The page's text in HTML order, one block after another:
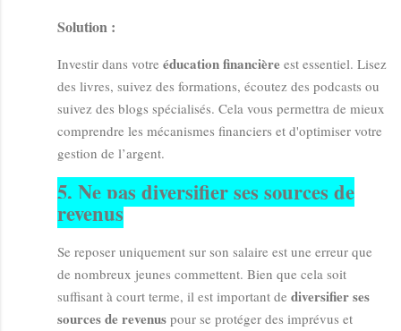
Solution :
Investir dans votre éducation financière est essentiel. Lisez
des livres, suivez des formations, écoutez des podcasts ou
suivez des blogs spécialisés. Cela vous permettra de mieux
comprendre les mécanismes financiers et d'optimiser votre
gestion de l’argent.
5. Ne pas diversifier ses sources de
revenus
Se reposer uniquement sur son salaire est une erreur que
de nombreux jeunes commettent. Bien que cela soit
suffisant à court terme, il est important de diversifier ses
sources de revenus pour se protéger des imprévus et